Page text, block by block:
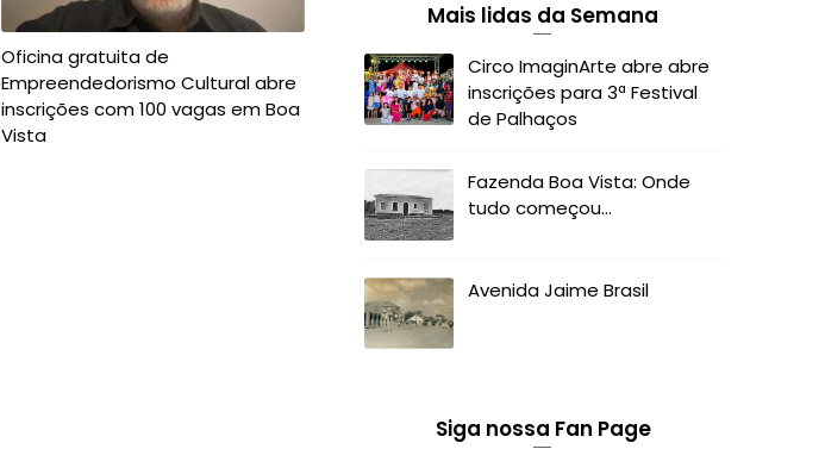
Oficina gratuita de
Empreendedorismo Cultural abre
inscrições com 100 vagas em Boa
Vista
Mais lidas da Semana
Circo ImaginArte abre abre
inscrições para 3ª Festival
de Palhaços
Fazenda Boa Vista: Onde
tudo começou...
Avenida Jaime Brasil
Siga nossa Fan Page